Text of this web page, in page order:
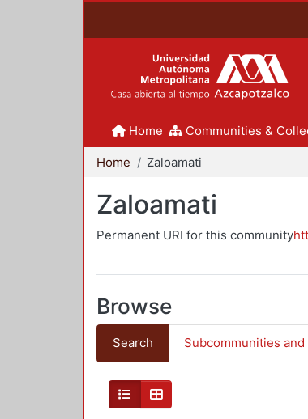
Home Communities &
Home Zaloamati
Zaloamati
Permanent URI for this community
Browse
Search Subcommunities